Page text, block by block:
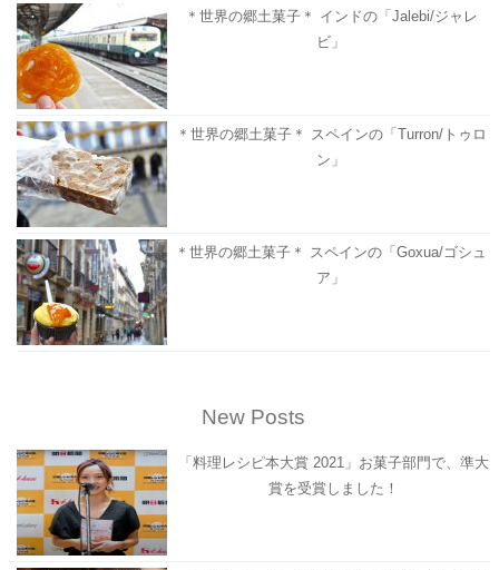
＊世界の郷土菓子＊ インドの「Jalebi/ジャレ
ビ」
＊世界の郷土菓子＊ スペインの「Turron/トゥロ
ン」
＊世界の郷土菓子＊ スペインの「Goxua/ゴシュ
ア」
New Posts
「料理レシピ本大賞 2021」お菓子部門で、準大
賞を受賞しました！